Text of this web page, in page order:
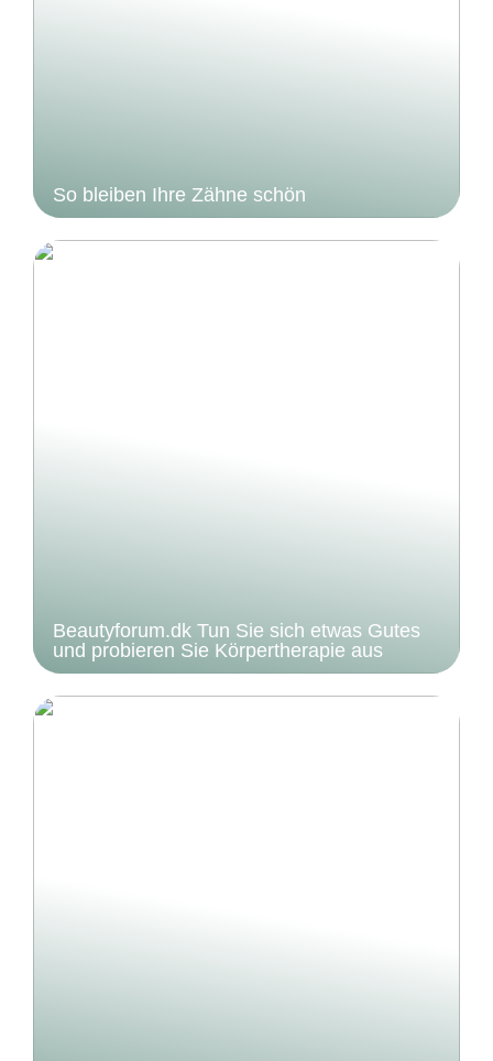
So bleiben Ihre Zähne schön
Beautyforum.dk Tun Sie sich etwas Gutes
und probieren Sie Körpertherapie aus